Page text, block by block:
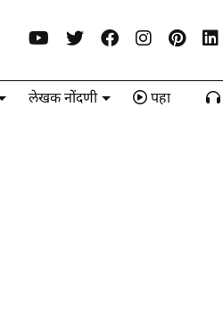
लेखक नोंदणी पहा